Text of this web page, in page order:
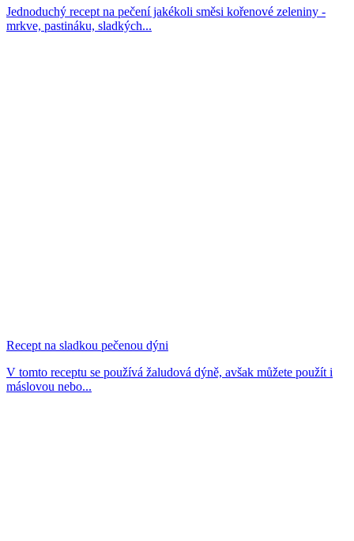
Jednoduchý recept na pečení jakékoli směsi kořenové zeleniny -
mrkve, pastináku, sladkých...
Recept na sladkou pečenou dýni
V tomto receptu se používá žaludová dýně, avšak můžete použít i
máslovou nebo...